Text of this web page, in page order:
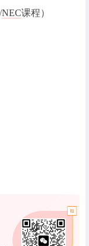
NEC课程）